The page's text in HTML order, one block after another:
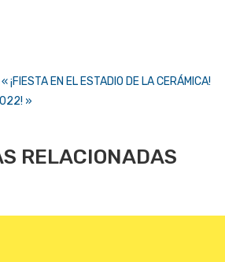
« ¡FIESTA EN EL ESTADIO DE LA CERÁMICA!
»
RELACIONADAS